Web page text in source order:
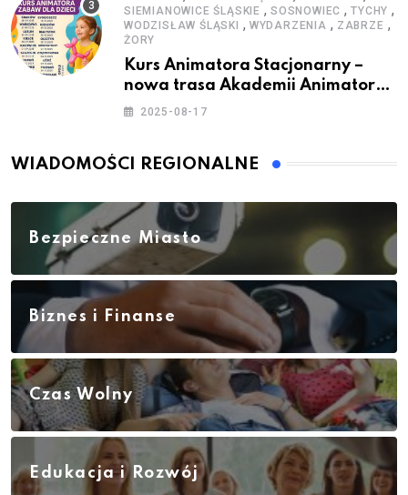
SIEMIANOWICE ŚLĄSKIE ,SOSNOWIEC ,TYCHY ,
WODZISŁAW ŚLĄSKI , WYDARZENIA , ZABRZE ,
ŻORY
Kurs Animatora Stacjonarny –
nowa trasa Akademii Animatora
– jesień 2025
2025-08-17
WIADOMOŚCI REGIONALNE
Bezpieczne Miasto
Biznes i Finanse
Czas Wolny
Edukacja i Rozwój